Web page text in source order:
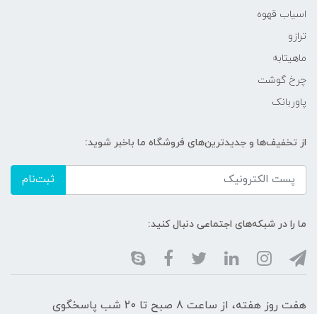
اسیاب قهوه
ترازو
ماهیتابه
چرخ گوشت
پاوربانک
از تخفیف‌ها و جدیدترین‌های فروشگاه ما باخبر شوید:
ثبت‌نام
ما را در شبکه‌های اجتماعی دنبال کنید:
هفت روز هفته، از ساعت 8 صبح تا 20 شب پاسخگوی